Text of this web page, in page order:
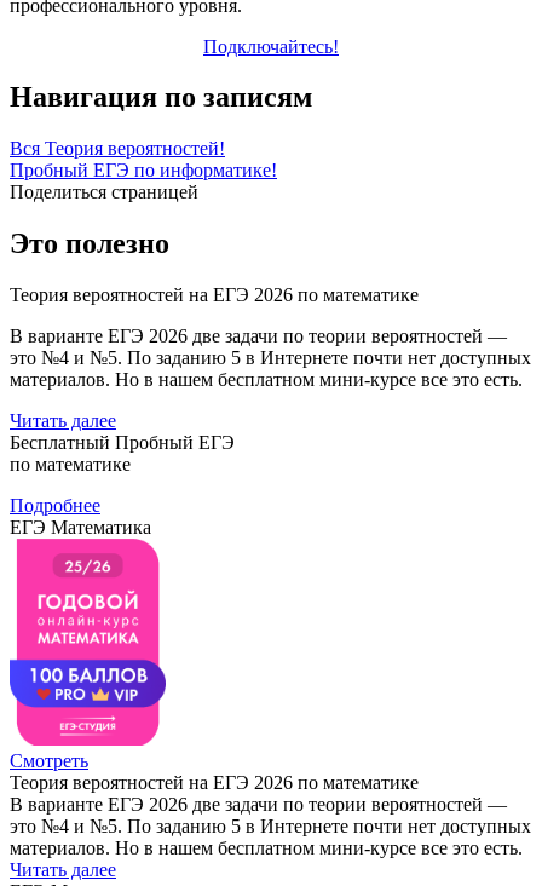
профессионального уровня.
Подключайтесь!
Навигация по записям
Вся Теория вероятностей!
Пробный ЕГЭ по информатике!
Поделиться страницей
Это полезно
Теория вероятностей на ЕГЭ 2026 по математике
В варианте ЕГЭ 2026 две задачи по теории вероятностей —
это №4 и №5. По заданию 5 в Интернете почти нет доступных
материалов. Но в нашем бесплатном мини-курсе все это есть.
Читать далее
Бесплатный Пробный ЕГЭ
по математике
Подробнее
ЕГЭ Математика
Смотреть
Теория вероятностей на ЕГЭ 2026 по математике
В варианте ЕГЭ 2026 две задачи по теории вероятностей —
это №4 и №5. По заданию 5 в Интернете почти нет доступных
материалов. Но в нашем бесплатном мини-курсе все это есть.
Читать далее